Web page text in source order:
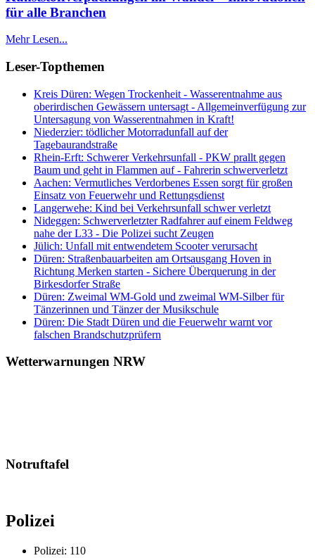
für alle Branchen
Mehr Lesen...
Leser-Topthemen
Kreis Düren: Wegen Trockenheit - Wasserentnahme aus
oberirdischen Gewässern untersagt - Allgemeinverfügung zur
Untersagung von Wasserentnahmen in Kraft!
Niederzier: tödlicher Motorradunfall auf der
Tagebaurandstraße
Rhein-Erft: Schwerer Verkehrsunfall - PKW prallt gegen
Baum und geht in Flammen auf - Fahrerin schwerverletzt
Aachen: Vermutliches Verdorbenes Essen sorgt für großen
Einsatz von Feuerwehr und Rettungsdienst
Langerwehe: Kind bei Verkehrsunfall schwer verletzt
Nideggen: Schwerverletzter Radfahrer auf einem Feldweg
nahe der L33 - Die Polizei sucht Zeugen
Jülich: Unfall mit entwendetem Scooter verursacht
Düren: Straßenbauarbeiten am Ortsausgang Hoven in
Richtung Merken starten - Sichere Überquerung in der
Birkesdorfer Straße
Düren: Zweimal WM-Gold und zweimal WM-Silber für
Tänzerinnen und Tänzer der Musikschule
Düren: Die Stadt Düren und die Feuerwehr warnt vor
falschen Brandschutzprüfern
Wetterwarnungen NRW
Notruftafel
Polizei
Polizei: 110